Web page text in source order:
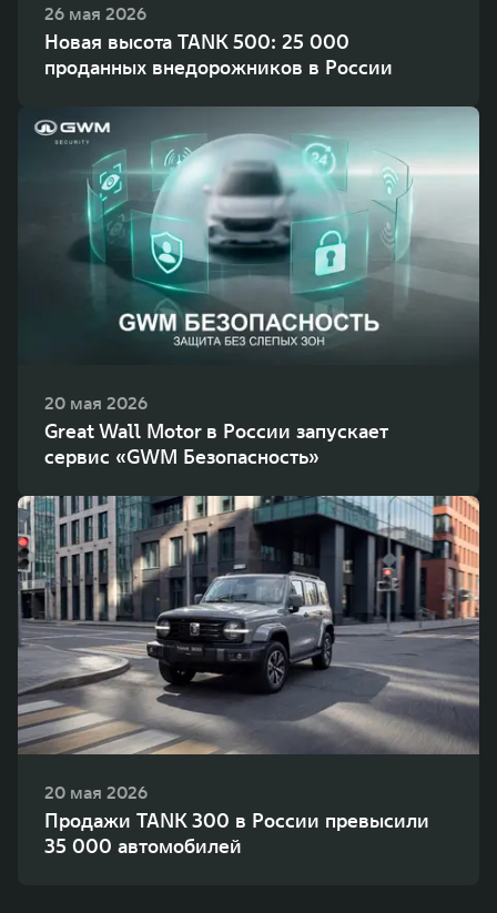
26 мая 2026
Новая высота TANK 500: 25 000
проданных внедорожников в России
20 мая 2026
Great Wall Motor в России запускает
сервис «GWM Безопасность»
20 мая 2026
Продажи TANK 300 в России превысили
35 000 автомобилей